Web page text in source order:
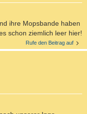
ihre Mopsbande haben
schon ziemlich leer hier!
Rufe den Beitrag auf